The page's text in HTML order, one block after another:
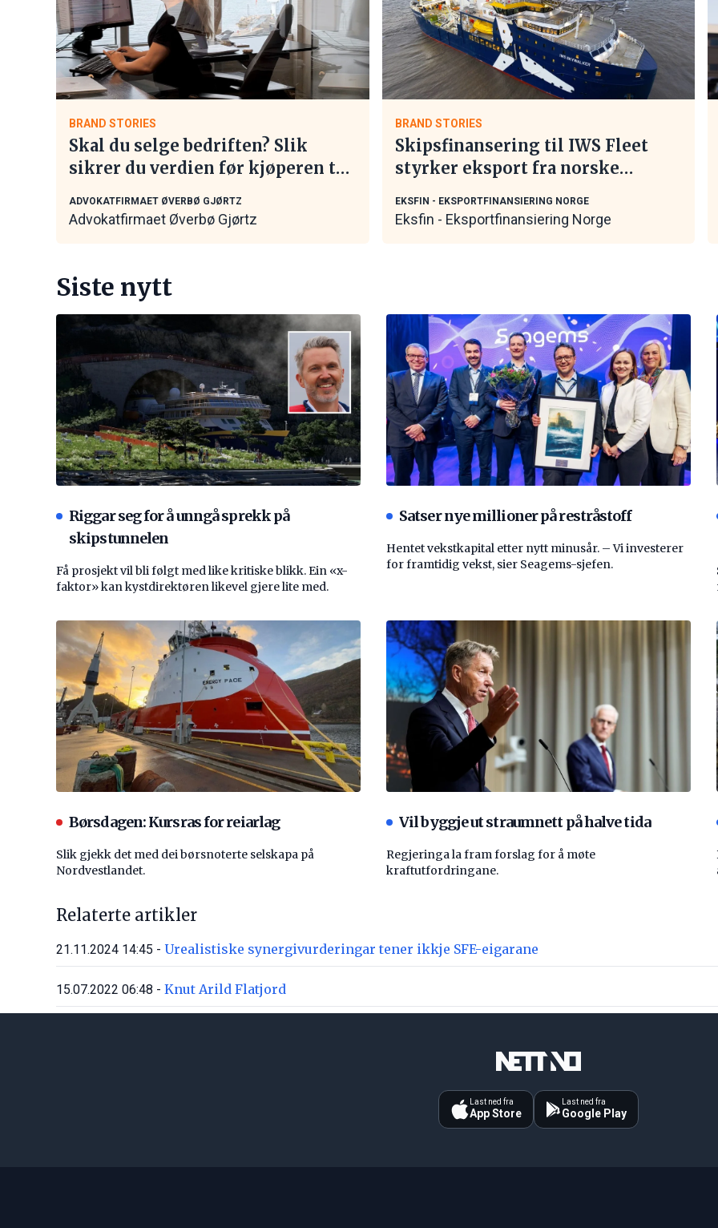
BRAND STORIES
Skal du selge bedriften? Slik
sikrer du verdien før kjøperen tar
ADVOKATFIRMAET ØVERBØ GJØRTZ
Advokatfirmaet Øverbø Gjørtz
BRAND STORIES
Skipsfinansering til IWS Fleet
styrker eksport fra norske
EKSFIN - EKSPORTFINANSIERING NORGE
Eksfin - Eksportfinansiering Norge
Siste nytt
Riggar seg for å unngå sprekk på
skipstunnelen
Få prosjekt vil bli følgt med like kritiske blikk. Ein «x-
faktor» kan kystdirektøren likevel gjere lite med.
Satser nye millioner på restråstoff
Hentet vekstkapital etter nytt minusår. – Vi investerer
for framtidig vekst, sier Seagems-sjefen.
Børsdagen: Kursras for reiarlag
Slik gjekk det med dei børsnoterte selskapa på
Nordvestlandet.
Vil byggje ut straumnett på halve tida
Regjeringa la fram forslag for å møte
kraftutfordringane.
Relaterte artikler
21.11.2024 14:45 - Urealistiske synergivurderingar tener ikkje SFE-eigarane
15.07.2022 06:48 - Knut Arild Flatjord
Last ned fra
App Store
Last ned fra
Google Play